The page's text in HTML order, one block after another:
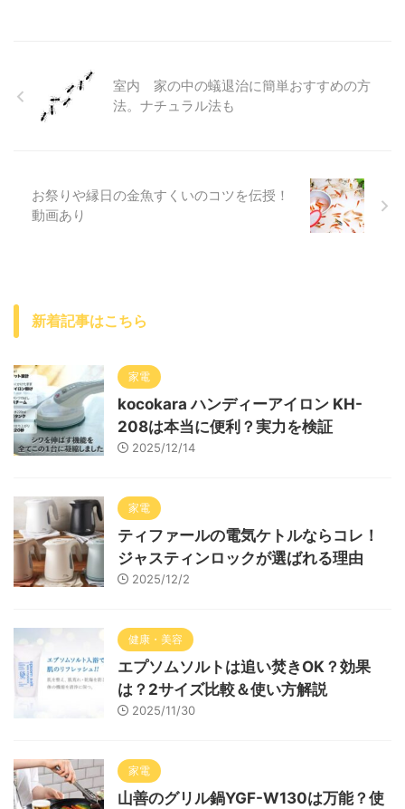
室内 家の中の蟻退治に簡単おすすめの方
法。ナチュラル法も
お祭りや縁日の金魚すくいのコツを伝授！
動画あり
新着記事はこちら
家電
kocokara ハンディーアイロン KH-
208は本当に便利？実力を検証
2025/12/14
家電
ティファールの電気ケトルならコレ！
ジャスティンロックが選ばれる理由
2025/12/2
健康・美容
エプソムソルトは追い焚きOK？効果
は？2サイズ比較＆使い方解説
2025/11/30
家電
山善のグリル鍋YGF-W130は万能？使